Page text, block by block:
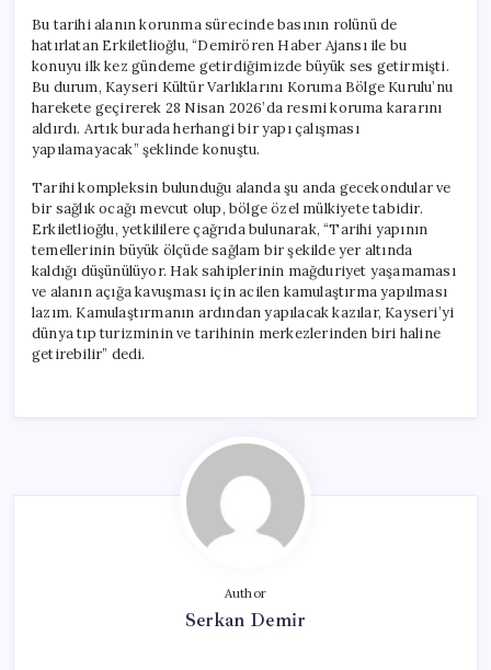
Bu tarihi alanın korunma sürecinde basının rolünü de
hatırlatan Erkiletlioğlu, “Demirören Haber Ajansı ile bu
konuyu ilk kez gündeme getirdiğimizde büyük ses getirmişti.
Bu durum, Kayseri Kültür Varlıklarını Koruma Bölge Kurulu’nu
harekete geçirerek 28 Nisan 2026’da resmi koruma kararını
aldırdı. Artık burada herhangi bir yapı çalışması
yapılamayacak” şeklinde konuştu.
Tarihi kompleksin bulunduğu alanda şu anda gecekondular ve
bir sağlık ocağı mevcut olup, bölge özel mülkiyete tabidir.
Erkiletlioğlu, yetkililere çağrıda bulunarak, “Tarihi yapının
temellerinin büyük ölçüde sağlam bir şekilde yer altında
kaldığı düşünülüyor. Hak sahiplerinin mağduriyet yaşamaması
ve alanın açığa kavuşması için acilen kamulaştırma yapılması
lazım. Kamulaştırmanın ardından yapılacak kazılar, Kayseri’yi
dünya tıp turizminin ve tarihinin merkezlerinden biri haline
getirebilir” dedi.
Author
Serkan Demir